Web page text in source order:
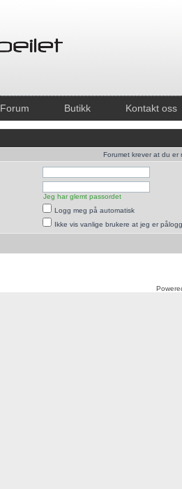
Forum Butikk Kontakt oss
Forumet krever at du er
Jeg har glemt passordet
Logg meg på automatisk
Ikke vis vanlige brukere at jeg er